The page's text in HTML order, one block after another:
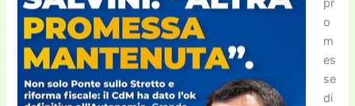
pr
o
m
es
se
di